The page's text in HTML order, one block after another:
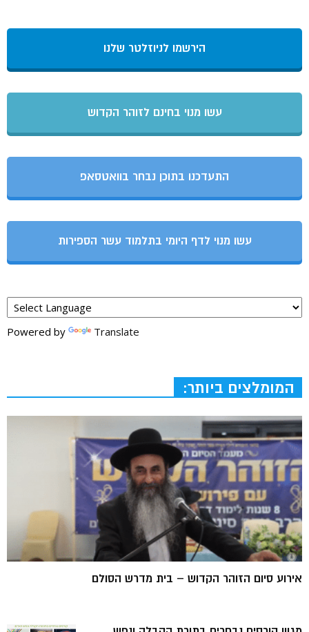
הירשמו לניוזלטר שלנו
עשו מנוי בחינם לזוהר הקדוש
התעדכנו בתוכן נבחר בוואטסאפ
עשו מנוי לדף היומי בתלמוד עשר הספירות
Powered by Translate
המומלצים ביותר:
אירוע סיום הזוהר הקדוש – בית מדרש הסולם